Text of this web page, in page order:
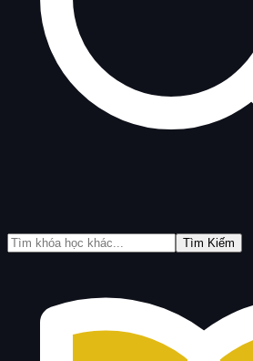
Tìm Kiếm